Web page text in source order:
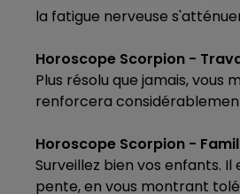
LE BEST
la fatigue nerveuse
Horoscope Scorpion -
Plus résolu que jamais,
renforcera
Horoscope Scorpion -
Surveillez bien vos enfants.
pente, en vous montrant